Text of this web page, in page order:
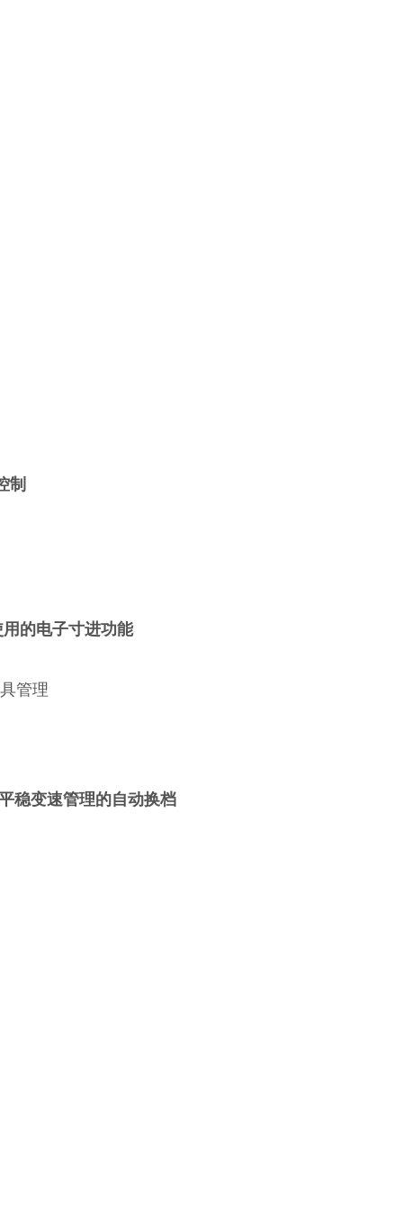
制
的电子寸进功能
管理
稳变速管理的自动换档